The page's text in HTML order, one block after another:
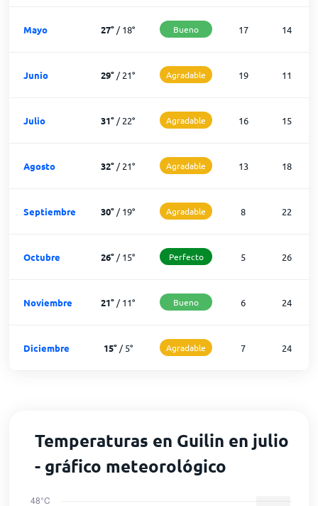
Mayo 27° /18° Bueno 17 14
Junio 29° /21° Agradable 19 11
Julio 31° /22° Agradable 16 15
Agosto 32° /21° Agradable 13 18
Septiembre 30° /19° Agradable 8 22
Octubre 26° /15° Perfecto 5 26
Noviembre 21° /11° Bueno 6 24
Diciembre 15°/5° Agradable 7 24
Temperaturas en Guilin en julio
- gráfico meteorológico